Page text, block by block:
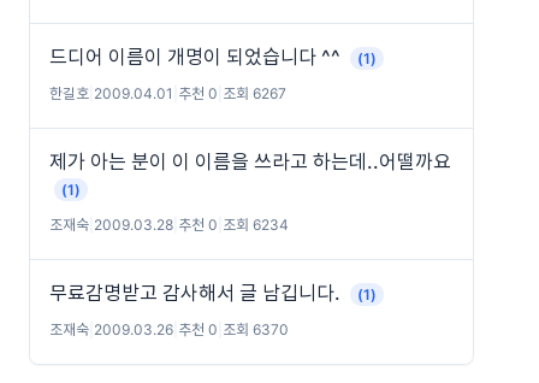
드디어 이름이 개명이 되었습니다 ^^
(1)
한길호 2009.04.01 추천 0 조회 6267
제가 아는 분이 이 이름을 쓰라고 하는데..어떨까요
(1)
조재숙 2009.03.28 추천 0 조회 6234
무료감명받고 감사해서 글 남깁니다.
(1)
조재숙 2009.03.26 추천 0 조회 6370